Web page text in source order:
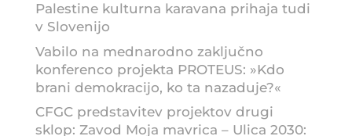
Palestine kulturna karavana prihaja tudi
v Slovenijo
Vabilo na mednarodno zaključno
konferenco projekta PROTEUS: »Kdo
brani demokracijo, ko ta nazaduje?«
CFGC predstavitev projektov drugi
sklop: Zavod Moja mavrica – Ulica 2030: